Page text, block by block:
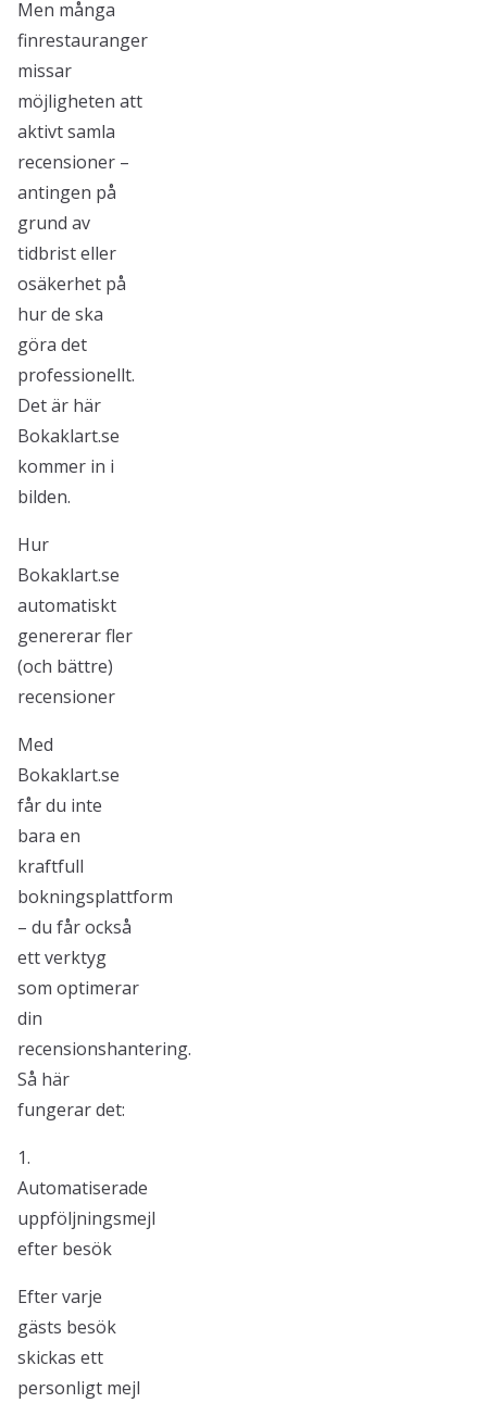
Men många
finrestauranger
missar
möjligheten att
aktivt samla
recensioner –
antingen på
grund av
tidbrist eller
osäkerhet på
hur de ska
göra det
professionellt.
Det är här
Bokaklart.se
kommer in i
bilden.
Hur
Bokaklart.se
automatiskt
genererar fler
(och bättre)
recensioner
Med
Bokaklart.se
får du inte
bara en
kraftfull
bokningsplattform
– du får också
ett verktyg
som optimerar
din
recensionshantering.
Så här
fungerar det:
1.
Automatiserade
uppföljningsmejl
efter besök
Efter varje
gästs besök
skickas ett
personligt mejl